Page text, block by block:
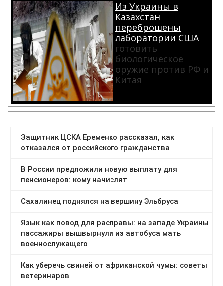
Из Украины в
Казахстан
переброшены
лаборатории США
готовить
биологическое
оружие против РФ и
Китая